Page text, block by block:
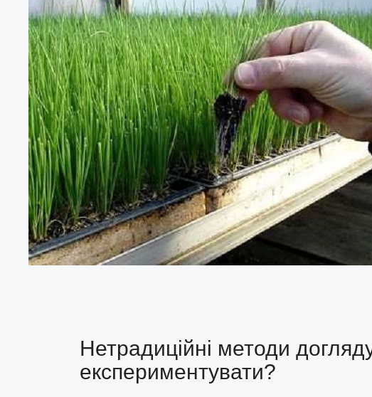
Нетрадиційні методи
експериментувати?